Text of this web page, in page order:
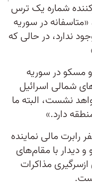
شماره یک ترس
در سوریه
ندارد، در حالی که
و مسکو در سوریه
شمالی اسرائیل
نشست، البته ما
دارد.»
رابرت مالی نماینده
و دیدار با مقام‌های
مذاکرات